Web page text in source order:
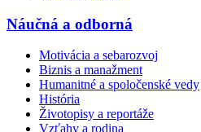
Náučná a odborná
Motivácia a sebarozvoj
Biznis a manažment
Humanitné a spoločenské vedy
História
Životopisy a reportáže
Vzťahy a rodina